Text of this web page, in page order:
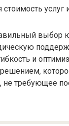
стоимость
выбор
и
требующее